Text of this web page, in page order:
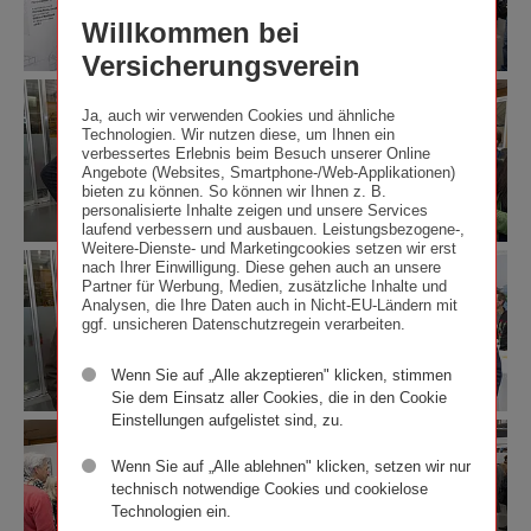
Zentralvereinigung
der
Österreichs),
Mag.
Adolph
Stiller
(Kurator)
und
Dr.
Allram
(Vorstandsdirektor
des
Wiener
Städtischen
Versicherungsvereins)
Zuge
der
Ausstellung
„Bauherr:innenpreis
2024:
Richard
Tanzer
Tanzer
österreichischen
Bauherr:innenpreis
Copycright
Wiener
Städtische
Versicherungsverein
Richard
Tanzer
Bauherr:innenpreis
Copycright
Städtische
Versicherungsverein
/
Richard
Tanzer
Eröffnung
der
Ausstellung
zum
österreichischen
Bauherr:innenpreis
Copycright
Wiener
Städtische
Versicherungsverein
Richard
der
Ausstellung
zum
österreichischen
Bauherr:innenpreis
2024
Copycright
Wiener
Städtische
Versicherungsverein
/
Tanzer
Eröffnung
der
Ausstellung
zum
österreichischen
Bauherr:innenpreis
2024
Copycright
Städtische
Versicherungsverein
Richard
Eröffnung
der
Ausstellung
zum
Bauherr:innenpreis
2024
Copycright
Versicherungsverein
/
der
Ausstellung
zum
österreichischen
Eröffnung
Ausstellung
zum
Willkommen bei
Versicherungsverein
Ja, auch wir verwenden Cookies und ähnliche
Technologien. Wir nutzen diese, um Ihnen ein
verbessertes Erlebnis beim Besuch unserer Online
Angebote (Websites, Smartphone-/Web-Applikationen)
bieten zu können. So können wir Ihnen z. B.
personalisierte Inhalte zeigen und unsere Services
laufend verbessern und ausbauen. Leistungsbezogene-,
Weitere-Dienste- und Marketingcookies setzen wir erst
nach Ihrer Einwilligung. Diese gehen auch an unsere
Partner für Werbung, Medien, zusätzliche Inhalte und
Analysen, die Ihre Daten auch in Nicht-EU-Ländern mit
ggf. unsicheren Datenschutzregein verarbeiten.
Wenn Sie auf „Alle akzeptieren" klicken, stimmen
Sie dem Einsatz aller Cookies, die in den Cookie
Einstellungen aufgelistet sind, zu.
Wenn Sie auf „Alle ablehnen" klicken, setzen wir nur
technisch notwendige Cookies und cookielose
Technologien ein.